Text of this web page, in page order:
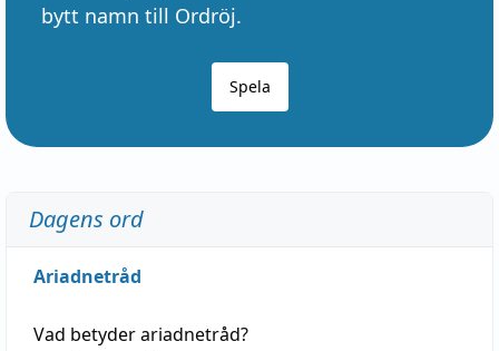
bytt namn till Ordröj.
Spela
Dagens ord
Ariadnetråd
Vad betyderariadnetråd?